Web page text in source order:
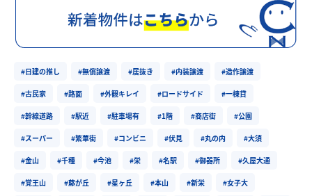
#日建の推し #無償譲渡 #居抜き #内装譲渡 #造作譲渡
#古民家 #路面 #外観キレイ #ロードサイド #一棟貸
#幹線道路 #駅近 #駐車場有 #1階 #商店街 #公園
#スーパー #繁華街 #コンビニ #伏見 #丸の内 #大須
#金山 #千種 #今池 #栄 #名駅 #御器所 #久屋大通
#覚王山 #藤が丘 #星ヶ丘 #本山 #新栄 #女子大